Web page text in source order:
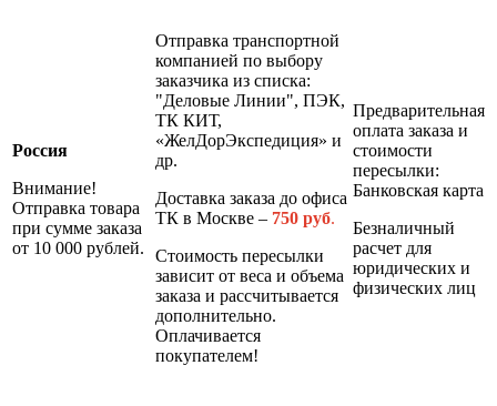
Россия
Внимание!
Отправка товара
при сумме заказа
от 10 000 рублей.
Отправка транспортной
компанией по выбору
заказчика из списка:
"Деловые Линии", ПЭК,
ТК КИТ,
«ЖелДорЭкспедиция» и
др.
Доставка заказа до офиса
ТК в Москве – 750 руб.
Стоимость пересылки
зависит от веса и объема
заказа и рассчитывается
дополнительно.
Оплачивается
покупателем!
Предварительная
оплата заказа и
стоимости
пересылки:
Банковская карта
Безналичный
расчет для
юридических и
физических лиц